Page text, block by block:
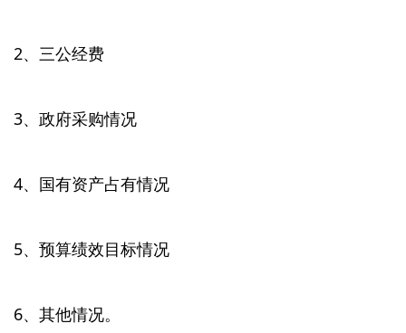
2、三公经费
3、政府采购情况
4、国有资产占有情况
5、预算绩效目标情况
6、其他情况。